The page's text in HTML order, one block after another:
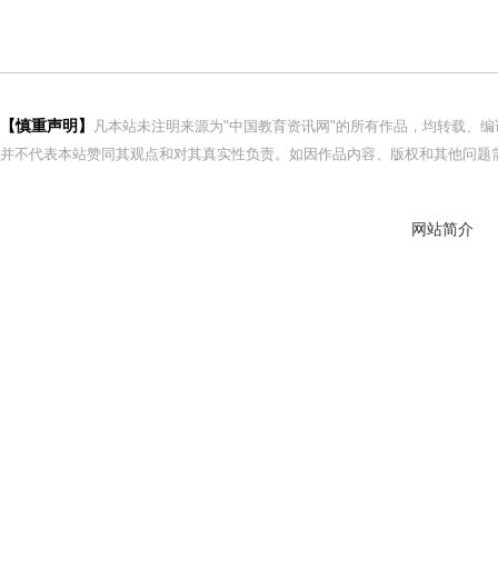
【慎重声明】
凡本站未注明来源为"中国教育资讯网"的所有作品，均转载、
并不代表本站赞同其观点和对其真实性负责。如因作品内容、版权和其他问
网站简介